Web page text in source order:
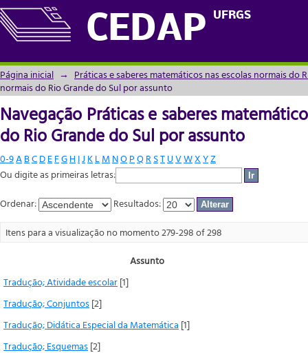
CEDAP UFRGS
Navegação Práticas e saberes
assunto
Página inicial → Práticas e saberes matemáticos nas escolas normais do
normais do Rio Grande do Sul por assunto
Navegação Práticas e saberes
do Rio Grande do Sul por assunto
0-9ABCDEFGH IJ KLM NOPQRSTUVWXYZ
Ou digite as primeiras letras:
Ordenar:
Resultados:
Itens para a visualização no momento 279-298 of 298
Assunto
Tradução; Atividade escolar[1]
Tradução; Conjuntos[2]
Tradução; Didática Especial da Matemática [1]
Tradução; Esquemas[2]